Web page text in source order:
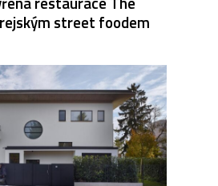
street foodem